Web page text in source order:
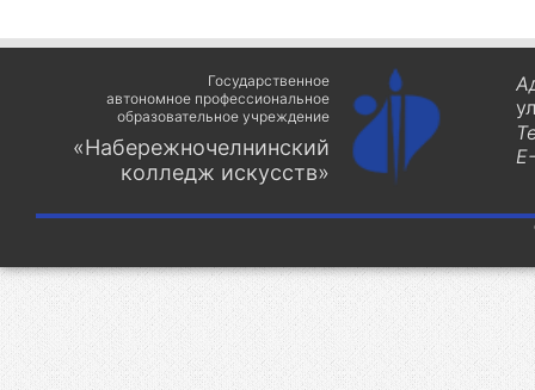
Государственное
автономное профессиональное
образовательное учреждение
«Набережночелнинский
колледж искусств»